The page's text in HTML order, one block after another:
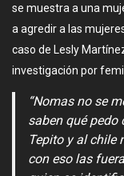
se muestra a una
a agredir a las
caso de Lesly
investigación por
“Nomas no se
saben qué
Tepito y al chile
con eso las